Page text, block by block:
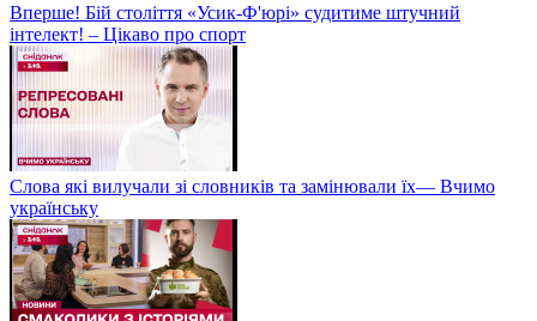
Вперше! Бій століття «Усик-Ф'юрі» судитиме штучний
інтелект! – Цікаво про спорт
Слова які вилучали зі словників та замінювали їх— Вчимо
українську